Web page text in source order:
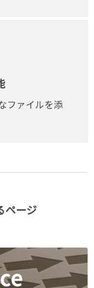
ファイルを添
ページ